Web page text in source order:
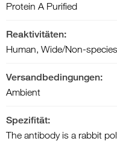
Protein A Purified
Reaktivitäten:
Human, Wide/Non-
Versandbedingungen:
Ambient
Spezifität:
The antibody is a rabbit